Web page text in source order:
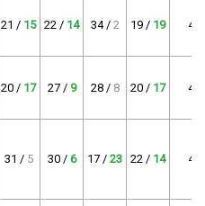
21 / 15 22 / 14 34 / 2 19 / 19 48
20 / 17 27 / 9 28 / 8 20 / 17 43
31 / 5 30 / 6 17 / 23 22 / 14 43